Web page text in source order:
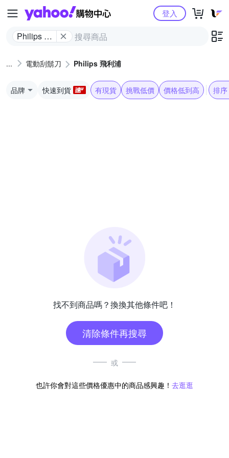
Yahoo購物中心
Philips 飛
登入
電動刮鬍刀 Philips 飛利浦
品牌 快速到貨 有現貨 挑戰低價 價格低到高 排序
找不到商品嗎？換換其他條件吧！
清除條件再搜尋
或
也許你會對這些價格優惠中的商品感興趣！ 去逛逛